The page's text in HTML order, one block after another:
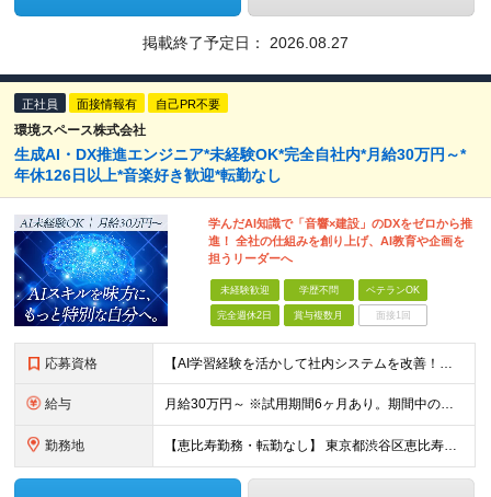
掲載終了予定日： 2026.08.27
正社員 面接情報有 自己PR不要
環境スペース株式会社
生成AI・DX推進エンジニア*未経験OK*完全自社内*月給30万円～*
年休126日以上*音楽好き歓迎*転勤なし
学んだAI知識で「音響×建設」のDXをゼロから推
進！ 全社の仕組みを創り上げ、AI教育や企画を
担うリーダーへ
未経験歓迎 学歴不問 ベテランOK
完全週休2日 賞与複数月 面接1回
応募資格 【AI学習経験を活かして社内システムを改善！】 ◆AI、IT、DX、プログラミング等を学んだ経験がある方 ◆学歴不問 ＼こんな方にぴったりです／ ◆自分のアイディアで業務を改善し、仲間の役に立ちたい
給与 月給30万円～ ※試用期間6ヶ月あり。期間中の給与・待遇の差異はありません ※月給には月45時間分の固定残業代（月7万8,000円～）を含みます ※超過分は別途支給します
勤務地 【恵比寿勤務・転勤なし】 東京都渋谷区恵比寿南1-1-9 岩徳ビル 9F (変更の範囲)上記を除く当社関連勤務地